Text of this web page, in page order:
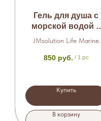
Гель для душа с
морской водой и
экстрактом
JMsolution Life Marine
850 руб. / 1 pc
Купить
В корзину